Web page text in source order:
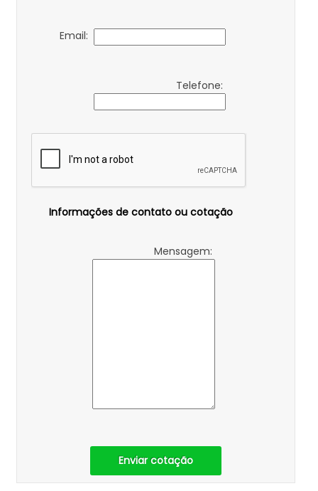
Email:
Telefone:
Informações de contato ou cotação
Mensagem:
Enviar cotação